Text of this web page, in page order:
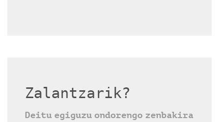
Zalantzarik?
Deitu egiguzu ondorengo zenbakira